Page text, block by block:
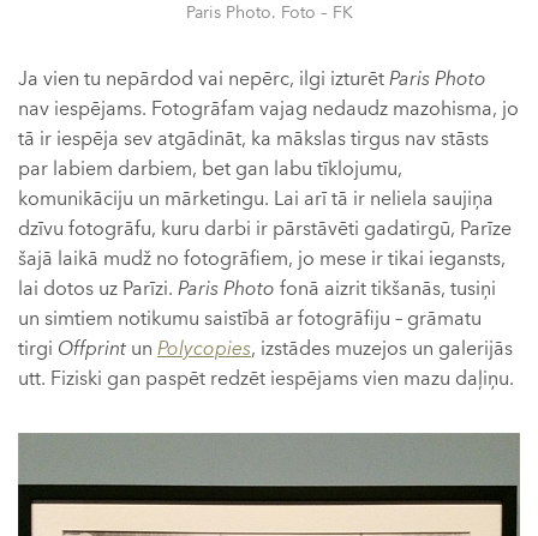
Paris Photo. Foto – FK
Ja vien tu nepārdod vai nepērc, ilgi izturētParis Photo
nav iespējams. Fotogrāfam vajag nedaudz mazohisma, jo
tā ir iespēja sev atgādināt, ka mākslas tirgus nav stāsts
par labiem darbiem, bet gan labu tīklojumu,
komunikāciju un mārketingu. Lai arī tā ir neliela saujiņa
dzīvu fotogrāfu, kuru darbi ir pārstāvēti gadatirgū, Parīze
šajā laikā mudž no fotogrāfiem, jo mese ir tikai iegansts,
lai dotos uz Parīzi. Paris Photo fonā aizrit tikšanās, tusiņi
un simtiem notikumu saistībā ar fotogrāfiju – grāmatu
tirgi Offprint un Polycopies, izstādes muzejos un galerijās
utt. Fiziski gan paspēt redzēt iespējams vien mazu daļiņu.